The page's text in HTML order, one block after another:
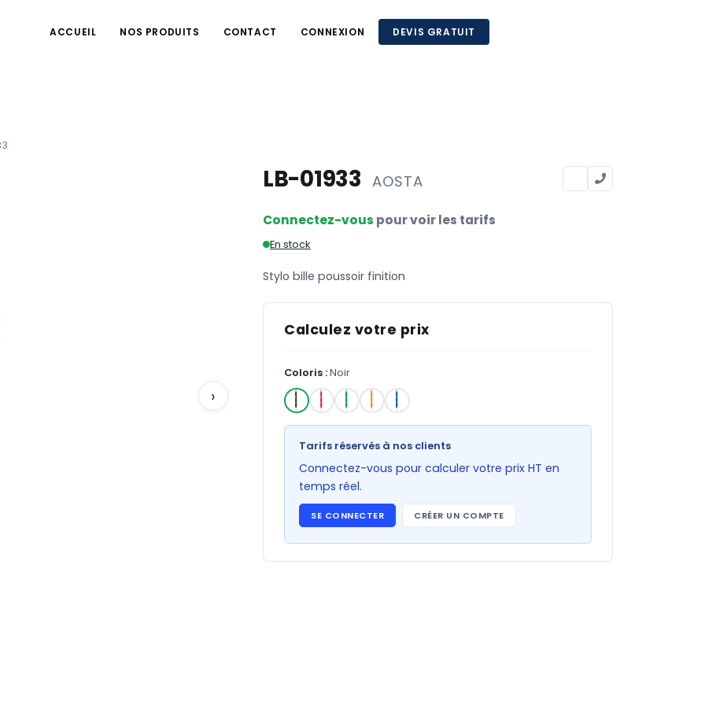
ACCUEIL NOS PRODUITS CONTACT CONNEXION DEVIS GRATUIT
›
LB-01933 AOSTA
Connectez-vous pour voir les tarifs
En stock
Stylo bille poussoir finition
Calculez votre prix
Coloris :Noir
Tarifs réservés à nos clients
Connectez-vous pour calculer votre prix HT en
temps réel.
SE CONNECTER CRÉER UN COMPTE